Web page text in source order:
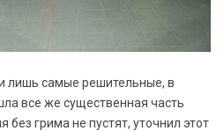
лишь самые решительные, в
все же существенная часть
без грима не пустят, уточнил этот